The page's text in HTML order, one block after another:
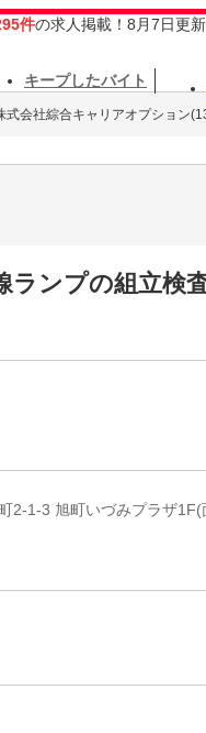
件の求人掲載！8月7日更新
キープしたバイト
式会社綜合キャリアオプション
ランプの組立検
2-1-3 旭町いづみプラザ1F(